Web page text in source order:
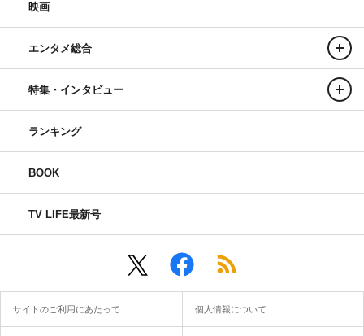
映画
エンタメ総合
特集・インタビュー
ランキング
BOOK
TV LIFE最新号
サイトのご利用にあたって 個人情報について